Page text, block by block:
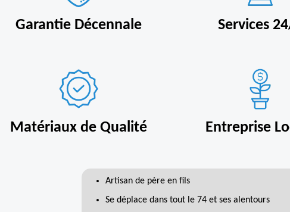
Garantie Décennale Services
Matériaux de Qualité Entreprise
Artisan de père en fils
Se déplace dans tout le 74 et ses alentours